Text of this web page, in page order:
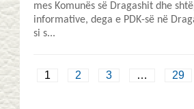
mes Komunës së Dragashit dhe
informative, dega e PDK-së në
si s...
1 2 3 … 29